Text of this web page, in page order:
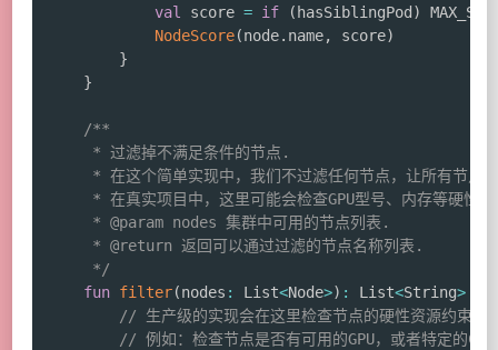
val score = if ( hasSiblingPod )
NodeScore(node. name, score)
}
}
/**
     * 过滤掉不满足条件的节点.
* 在这个简单实现中，我们不过滤任何节点，让所有节点
* 在真实项目中，这里可能会检查GPU型号、内存等硬性要
     * @param nodes 集群中可用的节点列表.
     * @return 返回可以通过过滤的节点名称列表.
     */
fun filter(nodes : List<Node>) : List<String>
// 生产级的实现会在这里检查节点的硬性资源约束
// 例如：检查节点是否有可用的GPU，或者特定的CPU